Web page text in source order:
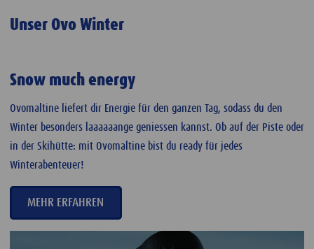
Unser Ovo Winter
Snow much energy
Ovomaltine liefert dir Energie für den ganzen Tag, sodass du den
Winter besonders laaaaaange geniessen kannst. Ob auf der Piste oder
in der Skihütte: mit Ovomaltine bist du ready für jedes
Winterabenteuer!
MEHR ERFAHREN